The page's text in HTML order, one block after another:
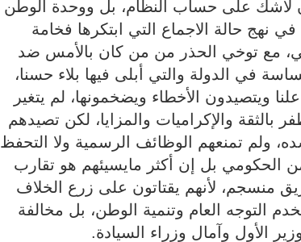
لاشك على حساب النظام، بل ووحدة الوطن
نهج حالة الاجماع التي ابتكرها فخامة
مع توخي الحذر من من كان بالأمس ضد
في الدولة والتي أبلى فيها بلاء حسنا،
ويتصيدون الأخطاء ويضخمونها، لم يتغير
والإكراميات والمزايا، لكن تصيدهم
ولم تمنعهم الوظائف الرسمية ولا التحفظ
الحكومي بل إن أكثر مايسيئهم هو تقارب
منسجم، لأنهم يقتاتون على زرع الخلاف
التوجه العام وتنمية الوطن، بل مخالفة
الأول وآمال وزراء السيادة.